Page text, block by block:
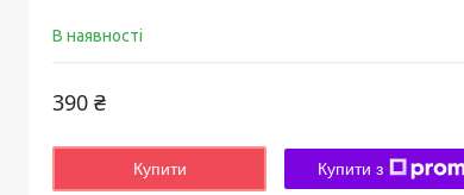
В наявності
390 ₴
Купити Купити з